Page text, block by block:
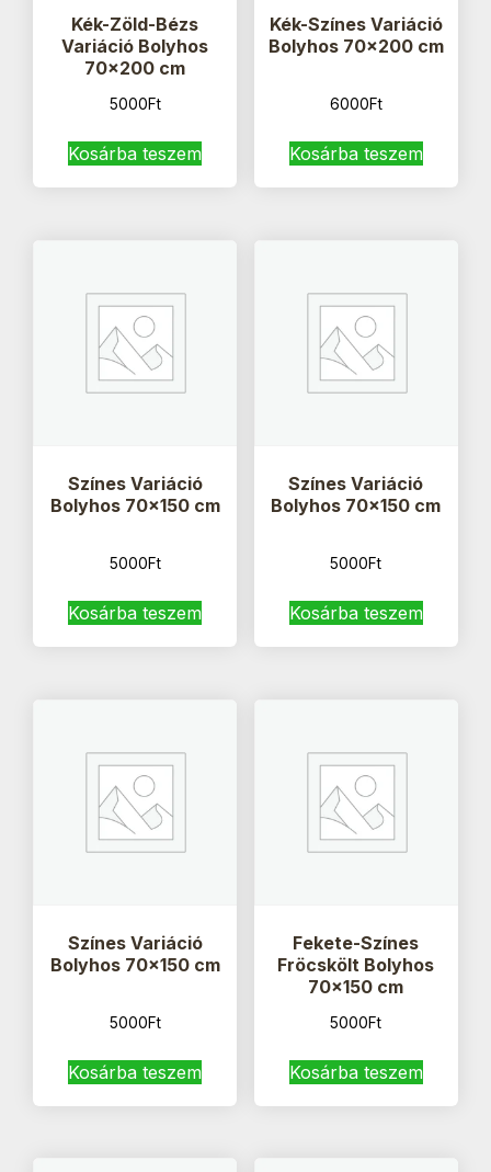
Kék-Zöld-Bézs
Variáció Bolyhos
70×200 cm
5000Ft
Kosárba teszem
Kék-Színes Variáció
Bolyhos 70×200 cm
6000Ft
Kosárba teszem
Színes Variáció
Bolyhos 70×150 cm
5000Ft
Kosárba teszem
Színes Variáció
Bolyhos 70×150 cm
5000Ft
Kosárba teszem
Színes Variáció
Bolyhos 70×150 cm
5000Ft
Kosárba teszem
Fekete-Színes
Fröcskölt Bolyhos
70×150 cm
5000Ft
Kosárba teszem